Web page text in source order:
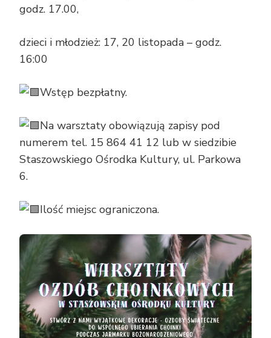
godz. 17.00,
dzieci i młodzież: 17, 20 listopada – godz.
16:00
Wstęp bezpłatny.
Na warsztaty obowiązują zapisy pod
numerem tel. 15 864 41 12 lub w siedzibie
Staszowskiego Ośrodka Kultury, ul. Parkowa
6.
Ilość miejsc ograniczona.